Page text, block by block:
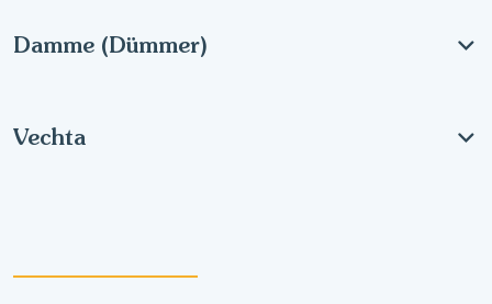
Damme (Dümmer)
Vechta